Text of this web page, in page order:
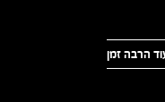
הרבה זמן